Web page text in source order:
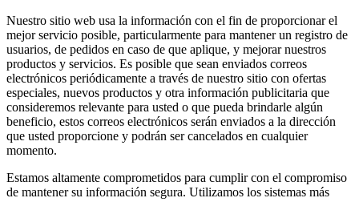
Nuestro sitio web usa la información con el fin de proporcionar el
mejor servicio posible, particularmente para mantener un registro de
usuarios, de pedidos en caso de que aplique, y mejorar nuestros
productos y servicios. Es posible que sean enviados correos
electrónicos periódicamente a través de nuestro sitio con ofertas
especiales, nuevos productos y otra información publicitaria que
consideremos relevante para usted o que pueda brindarle algún
beneficio, estos correos electrónicos serán enviados a la dirección
que usted proporcione y podrán ser cancelados en cualquier
momento.
Estamos altamente comprometidos para cumplir con el compromiso
de mantener su información segura. Utilizamos los sistemas más